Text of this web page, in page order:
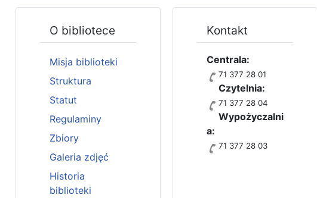
O bibliotece
Misja biblioteki
Struktura
Statut
Regulaminy
Zbiory
Galeria zdjęć
Historia
biblioteki
Kontakt
Centrala:
71 377 28 01
Czytelnia:
71 377 28 04
Wypożyczalni
a:
71 377 28 03